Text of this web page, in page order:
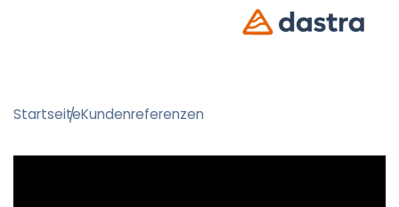
StartseiteKundenreferenzen